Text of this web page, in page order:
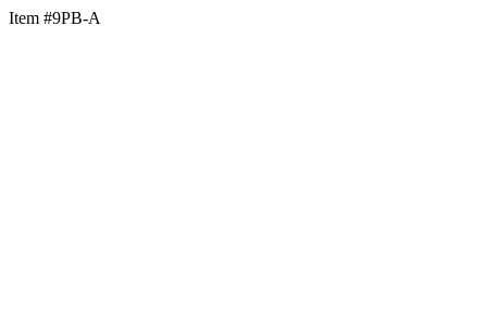
Item #9PB-A